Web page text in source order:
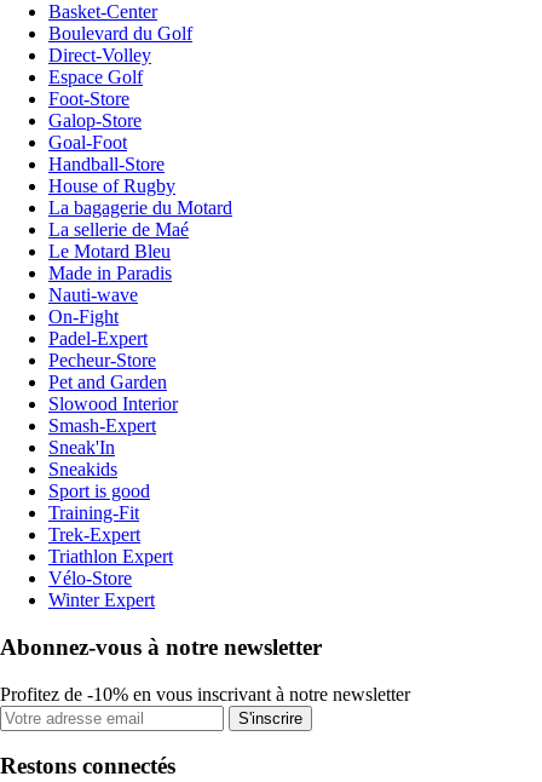
Basket-Center
Boulevard du Golf
Direct-Volley
Espace Golf
Foot-Store
Galop-Store
Goal-Foot
Handball-Store
House of Rugby
La bagagerie du Motard
La sellerie de Maé
Le Motard Bleu
Made in Paradis
Nauti-wave
On-Fight
Padel-Expert
Pecheur-Store
Pet and Garden
Slowood Interior
Smash-Expert
Sneak'In
Sneakids
Sport is good
Training-Fit
Trek-Expert
Triathlon Expert
Vélo-Store
Winter Expert
Abonnez-vous à notre newsletter
Profitez de -10% en vous inscrivant à notre newsletter
S'inscrire
Restons connectés